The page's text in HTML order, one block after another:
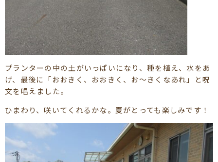
プランターの中の土がいっぱいになり、種を植え、水をあ
げ、最後に「おおきく、おおきく、お～きくなあれ」と呪
文を唱えました。
ひまわり、咲いてくれるかな。夏がとっても楽しみです！